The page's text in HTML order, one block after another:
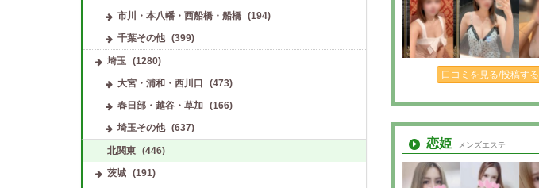
口コミを見る/投稿する
恋姫 メンズエステ
市川・本八幡・西船橋・船橋
(194)
千葉その他
(399)
埼玉
(1280)
大宮・浦和・西川口
(473)
春日部・越谷・草加
(166)
埼玉その他
(637)
北関東 (446)
茨城 (191)